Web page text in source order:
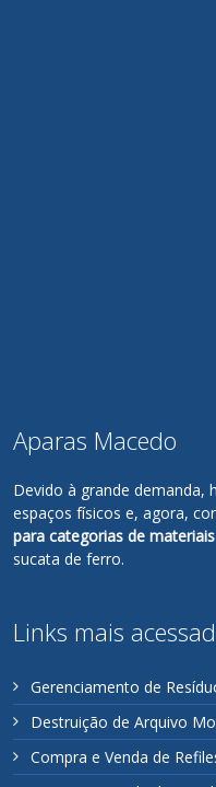
Aparas Macedo
Devido à grande demanda,
espaços físicos e, agora,
para categorias de
sucata de ferro.
Links mais
Gerenciamento de
Destruição de Arquivo
Compra e Venda de